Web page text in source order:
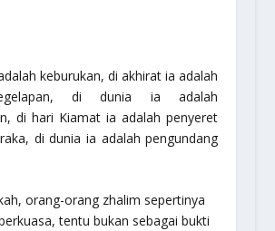
keburukan, di akhirat ia adalah
kegelapan, di dunia ia adalah
di hari Kiamat ia adalah penyeret
di dunia ia adalah pengundang
orang-orang zhalim sepertinya
tentu bukan sebagai bukti